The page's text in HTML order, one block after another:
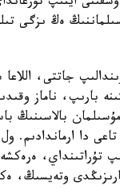
ەڭ ىزگى
جاتتى،
بارىپ، ناماز
بالاسىنىڭ
دا ارماندادىم. ول
تۇراتىنداي،
وتەيسىڭ،